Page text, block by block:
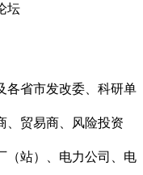
坛
省市发改委、科研单
贸易商、风险投资
站）、电力公司、电